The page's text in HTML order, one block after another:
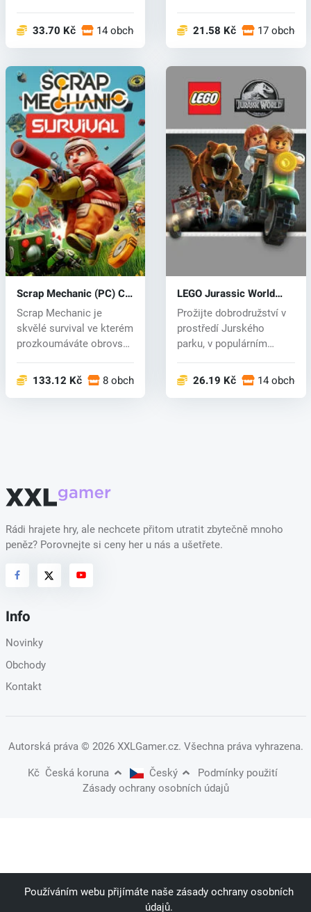
33.70 Kč 14 obchodech 21.58 Kč 17
Scrap Mechanic (PC) CD
key
Scrap Mechanic je
skvělé survival ve kterém
prozkoumáváte obrovský
133.12 Kč 8 obchodech
LEGO Jurassic World
(PC) CD key
Prožijte dobrodružství v
prostředí Jurského
parku, v populárním
26.19 Kč 14
Rádi hrajete hry, ale nechcete přitom utratit zbytečně mnoho
peněz? Porovnejte si ceny her u nás a ušetřete.
Info
Novinky
Obchody
Kontakt
Autorská práva © 2026 XXLGamer.cz. Všechna práva vyhrazena.
Kč Česká koruna Český
Podmínky použití
Zásady ochrany osobních údajů
Používáním webu přijímáte naše zásady ochrany osobních
údajů.